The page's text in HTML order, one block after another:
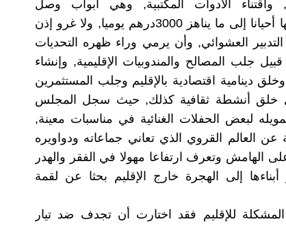
واقتناء الأدوات المكتبية, وهي أبواب وصل
الاعتمادات المستهلكة للواحد منها أحيانا إلى ما يناهز 3000درهم يوميا, ولا غرو إذن
العشوائي, وأن يرمي وراء ظهره التحديات
جلب المصالح والمندوبيات الإقليمية, وإنشاء
دينامية اقتصادية بالإقليم وجلب المستثمرين
خلق أنشطة ثقافية كذلك, حيث سجل المجلس
لبعض الحفلات الغنائية في مناسبات معينة,
العالم القروي الذي تعاني جماعاته ودواويره
الهامش وتعرف ارتفاعا مهولا في الفقر والهدر
إلى الهجرة خارج الإقليم بحثا عن لقمة
للإقليم فقد اختارت أن تجدف ضد تيار